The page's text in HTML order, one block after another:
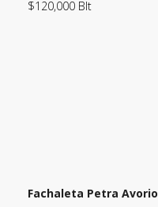
$120,000 Blt
Fachaleta Petra Avorio